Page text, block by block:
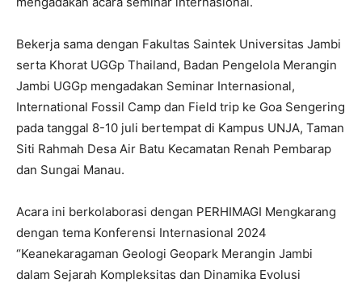
Bekerja sama dengan Fakultas Saintek Universitas Jambi
serta Khorat UGGp Thailand, Badan Pengelola Merangin
Jambi UGGp mengadakan Seminar Internasional,
International Fossil Camp dan Field trip ke Goa Sengering
pada tanggal 8-10 juli bertempat di Kampus UNJA, Taman
Siti Rahmah Desa Air Batu Kecamatan Renah Pembarap
dan Sungai Manau.
Acara ini berkolaborasi dengan PERHIMAGI Mengkarang
dengan tema Konferensi Internasional 2024
“Keanekaragaman Geologi Geopark Merangin Jambi
dalam Sejarah Kompleksitas dan Dinamika Evolusi